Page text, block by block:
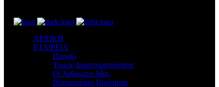
ΑΡΧΙΚΗ
ΕΤΑΙΡΕΙΑ
Προφίλ
Τομείς Δραστηριοποίησης
Οι Άνθρωποι Μας
Πιστοποίηση Ποιότητας